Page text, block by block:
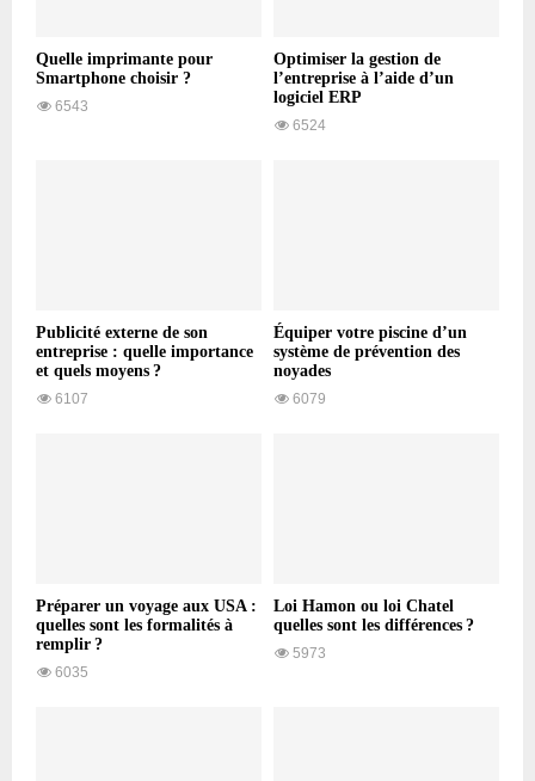
Quelle imprimante pour
Smartphone choisir ?
6543
Optimiser la gestion de
l’entreprise à l’aide d’un
logiciel ERP
6524
Publicité externe de son
entreprise : quelle importance
et quels moyens ?
6107
Équiper votre piscine d’un
système de prévention des
noyades
6079
Préparer un voyage aux USA :
quelles sont les formalités à
remplir ?
6035
Loi Hamon ou loi Chatel
quelles sont les différences ?
5973